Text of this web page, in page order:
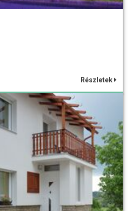
Részletek